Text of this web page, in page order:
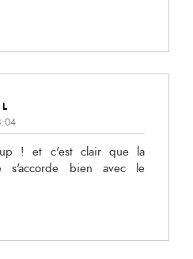
! et c'est clair que la
s'accorde bien avec le